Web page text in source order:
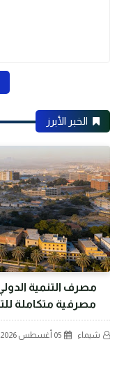
الخبر الأبرز
مصرف التنمية
مصرفية متكاملة
شيماء 05 أغسطس 2026